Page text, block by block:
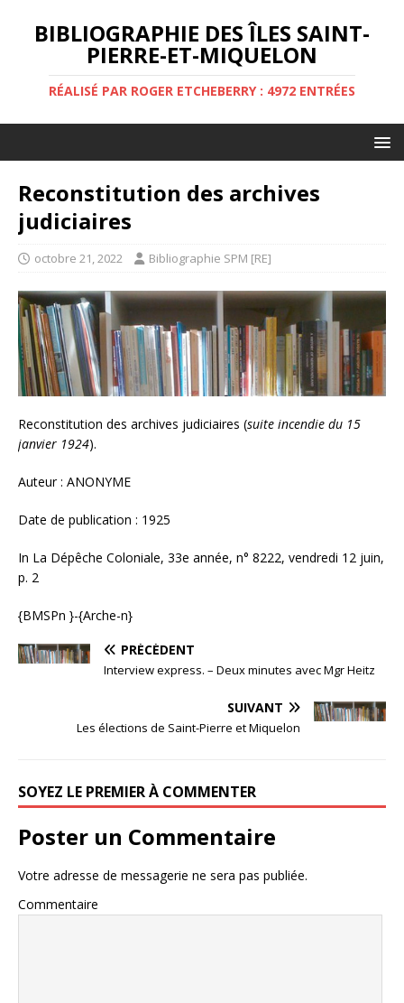
BIBLIOGRAPHIE DES ÎLES SAINT-
PIERRE-ET-MIQUELON
RÉALISÉ PAR ROGER ETCHEBERRY : 4972 ENTRÉES
Reconstitution des archives
judiciaires
octobre 21, 2022 Bibliographie SPM [RE]
Reconstitution des archives judiciaires (suite incendie du 15
janvier 1924).
Auteur : ANONYME
Date de publication : 1925
In La Dépêche Coloniale, 33e année, n° 8222, vendredi 12 juin,
p. 2
{BMSPn }-{Arche-n}
PRÉCÉDENT
Interview express. – Deux minutes avec Mgr Heitz
SUIVANT
Les élections de Saint-Pierre et Miquelon
SOYEZ LE PREMIER À COMMENTER
Poster un Commentaire
Votre adresse de messagerie ne sera pas publiée.
Commentaire